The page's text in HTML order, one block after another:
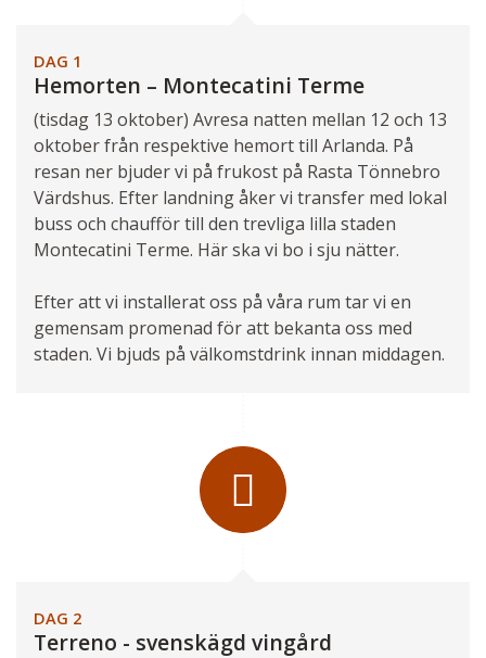
DAG 1
Hemorten – Montecatini Terme
(tisdag 13 oktober) Avresa natten mellan 12 och 13
oktober från respektive hemort till Arlanda. På
resan ner bjuder vi på frukost på Rasta Tönnebro
Värdshus. Efter landning åker vi transfer med lokal
buss och chaufför till den trevliga lilla staden
Montecatini Terme. Här ska vi bo i sju nätter.
Efter att vi installerat oss på våra rum tar vi en
gemensam promenad för att bekanta oss med
staden. Vi bjuds på välkomstdrink innan middagen.
DAG 2
Terreno - svenskägd vingård